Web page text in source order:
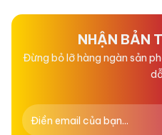
5
NHẬN BẢN
Đừng bỏ lỡ hàng ngàn sản